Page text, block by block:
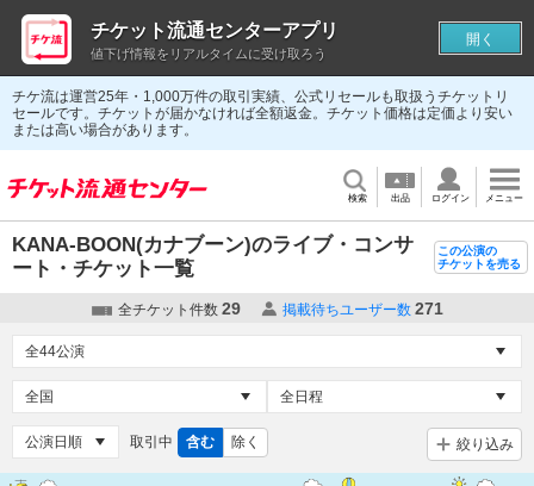
チケ流は運営25年・1,000万件の取引実績、公式リセールも取扱うチケットリ
セールです。チケットが届かなければ全額返金。チケット価格は定価より安い
または高い場合があります。
検索 出品 ログイン メニュー
KANA-BOON(カナブーン)のライブ・コンサ
ート・チケット一覧
この公演の
チケットを売る
全チケット件数 29 掲載待ちユーザー数 271
取引中 含む 除く 絞り込み
チケット流通センターアプリ
値下げ情報をリアルタイムに受け取ろう
開く